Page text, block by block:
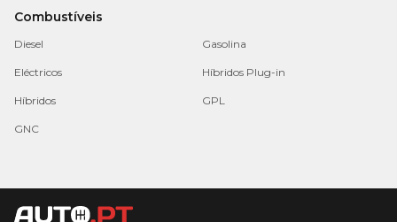
Combustíveis
Diesel Gasolina
Eléctricos Híbridos Plug-in
Híbridos GPL
GNC